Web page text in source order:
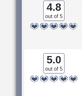
4.8
out of 5
5.0
out of 5